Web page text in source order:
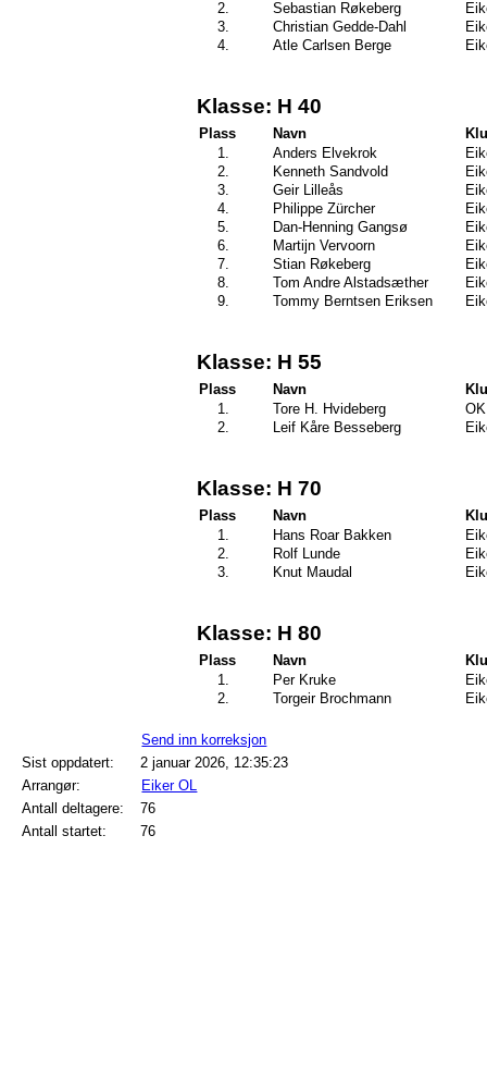
2.
Sebastian Røkeberg
3.
Christian Gedde-Dahl
4.
Atle Carlsen Berge
Klasse: H 40
Plass Navn
1.
Anders Elvekrok
2.
Kenneth Sandvold
3.
Geir Lilleås
4.
Philippe Zürcher
5.
Dan-Henning Gangsø
6.
Martijn Vervoorn
7.
Stian Røkeberg
8.
Tom Andre Alstadsæther
9.
Tommy Berntsen Eriksen
Klasse: H 55
Plass Navn
1.
Tore H. Hvideberg
2.
Leif Kåre Besseberg
Klasse: H 70
Plass Navn
1.
Hans Roar Bakken
2.
Rolf Lunde
3.
Knut Maudal
Klasse: H 80
Plass Navn
1.
Per Kruke
2.
Torgeir Brochmann
Send inn korreksjon
Sist oppdatert:
2 januar 2026, 12:35:23
Arrangør:
Eiker OL
Antall deltagere:
76
Antall startet:
76